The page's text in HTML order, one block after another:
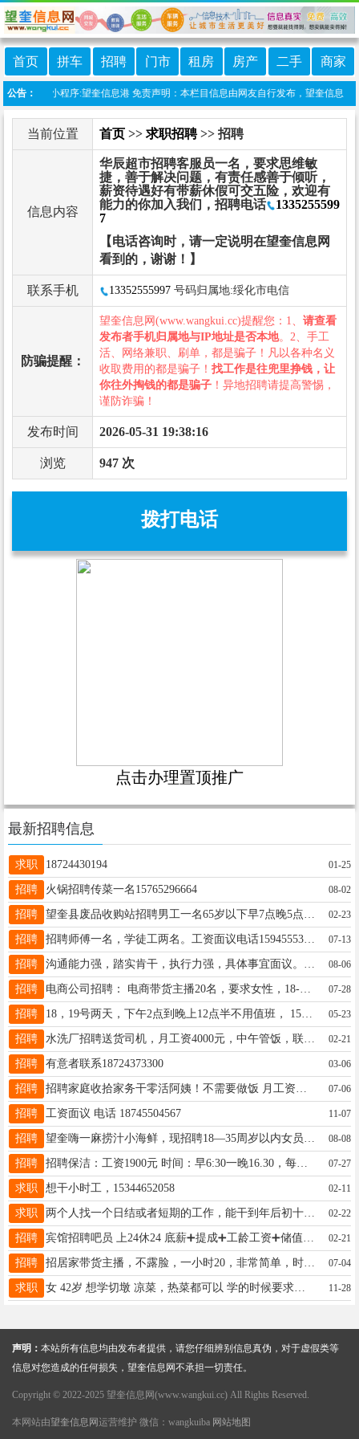
首页 拼车 招聘 门市 租房 房产 二手 商家
公告：
上线微信小程序:望奎信息港 免责声明：本栏目信息由网友自行发布，望奎信息网
当前位置 首页 >> 求职招聘>> 招聘
信息内容
华辰超市招聘客服员一名，要求思维敏
捷，善于解决问题，有责任感善于倾听，
薪资待遇好有带薪休假可交五险，欢迎有
能力的你加入我们，招聘电话
1335255599
7
【电话咨询时，请一定说明在望奎信息网
看到的，谢谢！】
联系手机 13352555997 号码归属地:绥化市电信
防骗提醒：
望奎信息网(www.wangkui.cc)提醒您：1、 请查看
发布者手机归属地与IP地址是否本地。2、手工
活、网络兼职、刷单，都是骗子！凡以各种名义
收取费用的都是骗子！ 找工作是往兜里挣钱，让
你往外掏钱的都是骗子 ！异地招聘请提高警惕，
谨防诈骗！
发布时间 2026-05-31 19:38:16
浏览 947 次
拨打电话
点击办理置顶推广
最新招聘信息
求职 18724430194 01-25
招聘 火锅招聘传菜一名15765296664 08-02
招聘 02-23
招聘 招聘师傅一名，学徒工两名。工资面议电话15945553565 07-13
招聘 08-06
招聘 电商公司招聘： 电商带货主播20名，要求女性，18-45岁，口齿伶俐，头脑灵活，有责任心身体健康工作轻松待遇优厚。底薪待遇4000+（有无经验均可公司有培训）17175172521 07-28
招聘 18，19号两天，下午2点到晚上12点半不用值班， 150一天 15046648574 05-23
招聘 02-21
招聘 有意者联系18724373300 03-06
招聘 07-06
招聘 工资面议 电话 18745504567 11-07
招聘 08-08
招聘 招聘保洁：工资1900元 时间：早6:30一晚16.30，每月有四个半天休假。要求身体健康，有责任心者优先录用。 联系电话：18697076088 07-27
求职 想干小时工，15344652058 02-11
求职 两个人找一个日结或者短期的工作，能干到年后初十，有需要人的老板联系19253406491微信同步 02-22
招聘 02-21
招聘 招居家带货主播，不露脸，一小时20，非常简单，时间自己选择。 接受付费的来咨询vx：18182858992 07-04
求职 女 42岁 想学切墩 凉菜，热菜都可以 学的时候要求有工资 学成后和正常切墩工资一样 饭店最好在大医院附近 15845541507 11-28
声明： 本站所有信息均由发布者提供，请您仔细辨别信息真伪，对于虚假类等
信息对您造成的任何损失，望奎信息网不承担一切责任。
Copyright © 2022-2025 望奎信息网(www.wangkui.cc) All Rights Reserved.
本网站由望奎信息网 运营维护 微信：wangkuiba 网站地图